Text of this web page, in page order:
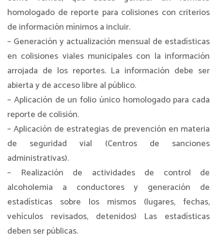
homologado de reporte para colisiones con criterios
de información mínimos a incluir.
– Generación y actualización mensual de estadísticas
en colisiones viales municipales con la información
arrojada de los reportes. La información debe ser
abierta y de acceso libre al público.
– Aplicación de un folio único homologado para cada
reporte de colisión.
– Aplicación de estrategias de prevención en materia
de seguridad vial (Centros de sanciones
administrativas).
– Realización de actividades de control de
alcoholemia a conductores y generación de
estadísticas sobre los mismos (lugares, fechas,
vehículos revisados, detenidos) Las estadísticas
deben ser públicas.